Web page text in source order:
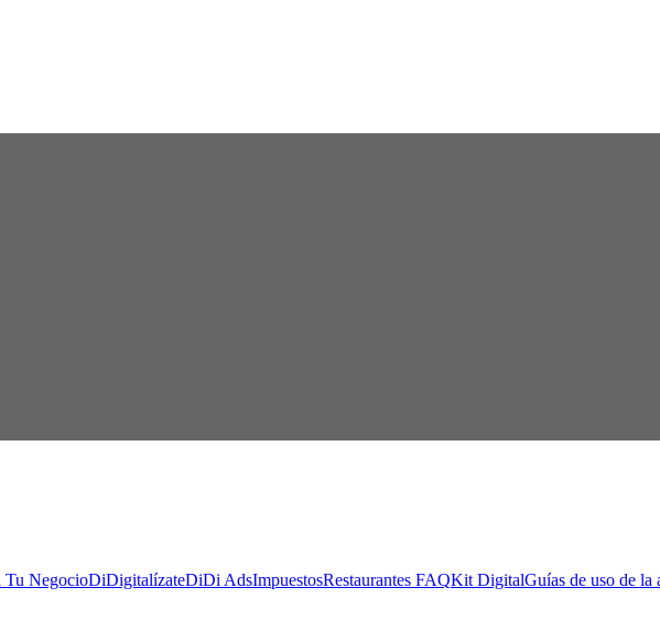
NegocioDiDigitalízateDiDi AdsImpuestosRestaurantes FAQKit DigitalGuías de uso de la